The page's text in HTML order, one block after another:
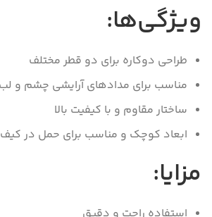
ویژگی‌ها:
طراحی دوکاره برای دو قطر مختلف
مناسب برای مدادهای آرایشی چشم و لب
ساختار مقاوم و با کیفیت بالا
ابعاد کوچک و مناسب برای حمل در کیف
مزایا: